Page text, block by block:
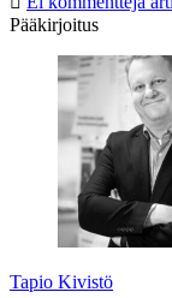
Pääkirjoitus
Tapio Kivistö